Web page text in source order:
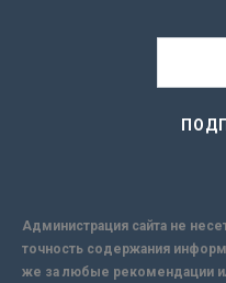
Администрация сайта не
точность содержания
же за любые рекомендации